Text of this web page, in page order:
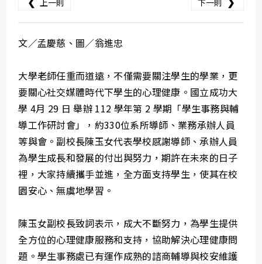
文／孟慶慈、圖／翁進忠
大學老師任重而道遠，不僅需要關注學生的學業，更
要關心社交媒體時代下學生的心理健康。國立成功大
學 4月 29 日 舉辦 112 學年第 2 學期「學生事務與輔
導工作研討會」，約330位系所導師、業務承辦人員
等與會。副校長陳玉女代表學校感謝導師、承辦人員
為學生成長和發展的付出與努力，期許在未來的日子
裡，大家持續攜手並進，全方面支持學生，使其在校
園安心、無虞地學習。
陳玉女副校長致詞表示，成大不斷努力，為學生提供
全方位的心理健康服務和支持，協助解決心理健康問
題。學生事務處已有運作成熟的諮商輔導與校安維護